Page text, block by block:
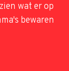
wat er op
bewaren